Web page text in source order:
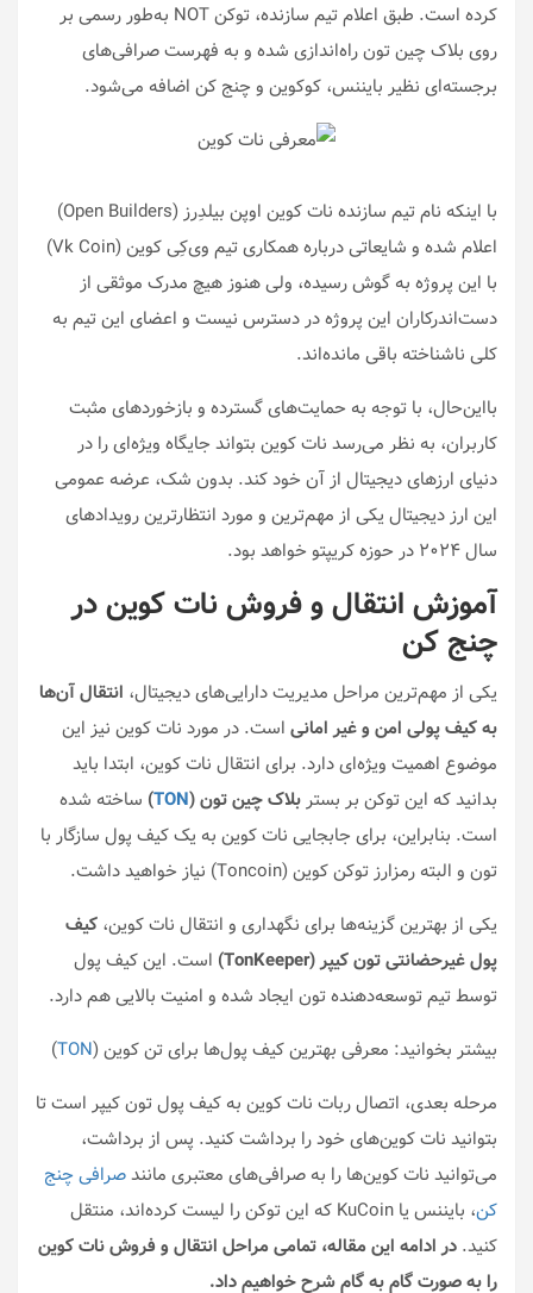
کرده است. طبق اعلام تیم سازنده، توکن NOT به‌طور رسمی بر
روی بلاک چین تون راه‌اندازی شده و به فهرست صرافی‌های
برجسته‌ای نظیر بایننس، کوکوین و چنج کن اضافه می‌شود.
با اینکه نام تیم سازنده نات کوین اوپن بیلدِرز (Open Builders)
اعلام شده و شایعاتی درباره همکاری تیم وی‌کِی کوین (Vk Coin)
با این پروژه به گوش رسیده، ولی هنوز هیچ مدرک موثقی از
دست‌اندرکاران این پروژه در دسترس نیست و اعضای این تیم به
کلی ناشناخته باقی مانده‌اند.
بااین‌حال، با توجه به حمایت‌های گسترده و بازخوردهای مثبت
کاربران، به نظر می‌رسد نات کوین بتواند جایگاه ویژه‌ای را در
دنیای ارزهای دیجیتال از آن خود کند. بدون شک، عرضه عمومی
این ارز دیجیتال یکی از مهم‌ترین و مورد انتظارترین رویدادهای
سال ۲۰۲۴ در حوزه کریپتو خواهد بود.
آموزش انتقال و فروش نات کوین در
چنج کن
یکی از مهم‌ترین مراحل مدیریت دارایی‌های دیجیتال، انتقال آن‌ها
به کیف پولی امن و غیر امانی است. در مورد نات کوین نیز این
موضوع اهمیت ویژه‌ای دارد. برای انتقال نات کوین، ابتدا باید
بدانید که این توکن بر بستربلاک چین تون (TON
) ساخته شده
است. بنابراین، برای جابجایی نات کوین به یک کیف پول سازگار با
تون و البته رمزارز توکن کوین (Toncoin) نیاز خواهید داشت.
یکی از بهترین گزینه‌ها برای نگهداری و انتقال نات کوین، کیف
پول غیرحضانتی تون کیپر (TonKeeper)
است. این کیف پول
توسط تیم توسعه‌دهنده تون ایجاد شده و امنیت بالایی هم دارد.
بیشتر بخوانید: معرفی بهترین کیف پول‌ها برای تن کوین (TON
)
مرحله بعدی، اتصال ربات نات کوین به کیف پول تون کیپر است تا
بتوانید نات کوین‌های خود را برداشت کنید. پس از برداشت،
می‌توانید نات کوین‌ها را به صرافی‌های معتبری مانندصرافی چنج
کن
، بایننس یا KuCoin که این توکن را لیست کرده‌اند، منتقل
کنید. در ادامه این مقاله، تمامی مراحل انتقال و فروش نات کوین
را به صورت گام به گام شرح خواهیم داد.